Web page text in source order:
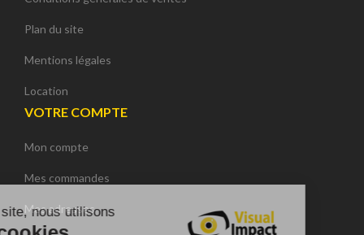
Plan du site
Mentions légales
Location
VOTRE COMPTE
Mon compte
Mes commandes
Mes adresses
Sur ce site, nous utilisons